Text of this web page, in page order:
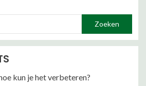
Zoeken
kun je het verbeteren?